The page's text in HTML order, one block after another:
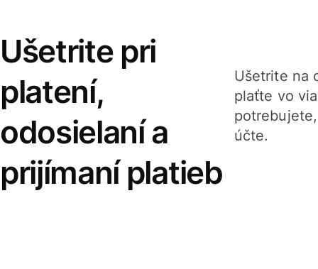
Ušetrite pri
platení,
odosielaní a
prijímaní platieb
Ušetrite na
plaťte vo
účte.